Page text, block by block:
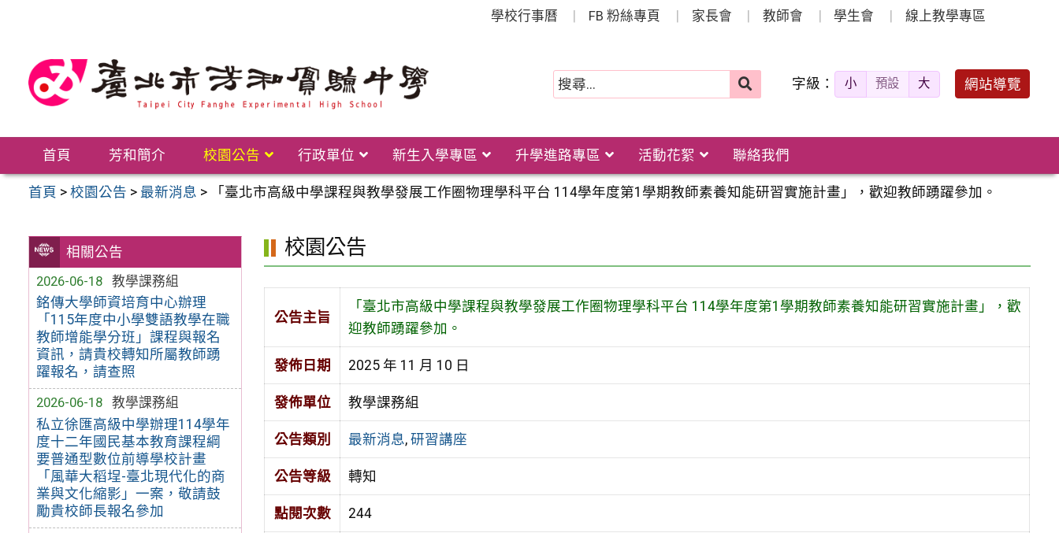
學校行事曆 FB 粉絲專頁 家長會 教師會 學生會 線上教學專區
字級： 小 預設 大 網站導覽
首頁 芳和簡介 校園公告 行政單位 新生入學專區 升學進路專區 活動花絮 聯絡我們
首頁 >校園公告 > 最新消息 > 「臺北市高級中學課程與教學發展工作圈物理學科平台 114學年度第1學期教師素養知能研習實施計畫」，歡迎教師踴躍參加。
相關公告
2026-06-18
教學課務組
銘傳大學師資培育中心辦理
「115年度中小學雙語教學在職
教師增能學分班」課程與報名
資訊，請貴校轉知所屬教師踴
躍報名，請查照
2026-06-18
教學課務組
私立徐匯高級中學辦理114學年
度十二年國民基本教育課程綱
要普通型數位前導學校計畫
「風華大稻埕-臺北現代化的商
業與文化縮影」一案，敬請鼓
勵貴校師長報名參加
校園公告
公告主旨
「臺北市高級中學課程與教學發展工作圈物理學科平台 114學年度第1學期教師素養知能研習實施計畫」，歡
迎教師踴躍參加。
發佈日期 2025 年 11 月 10 日
發佈單位 教學課務組
公告類別 最新消息, 研習講座
公告等級 轉知
點閱次數 244